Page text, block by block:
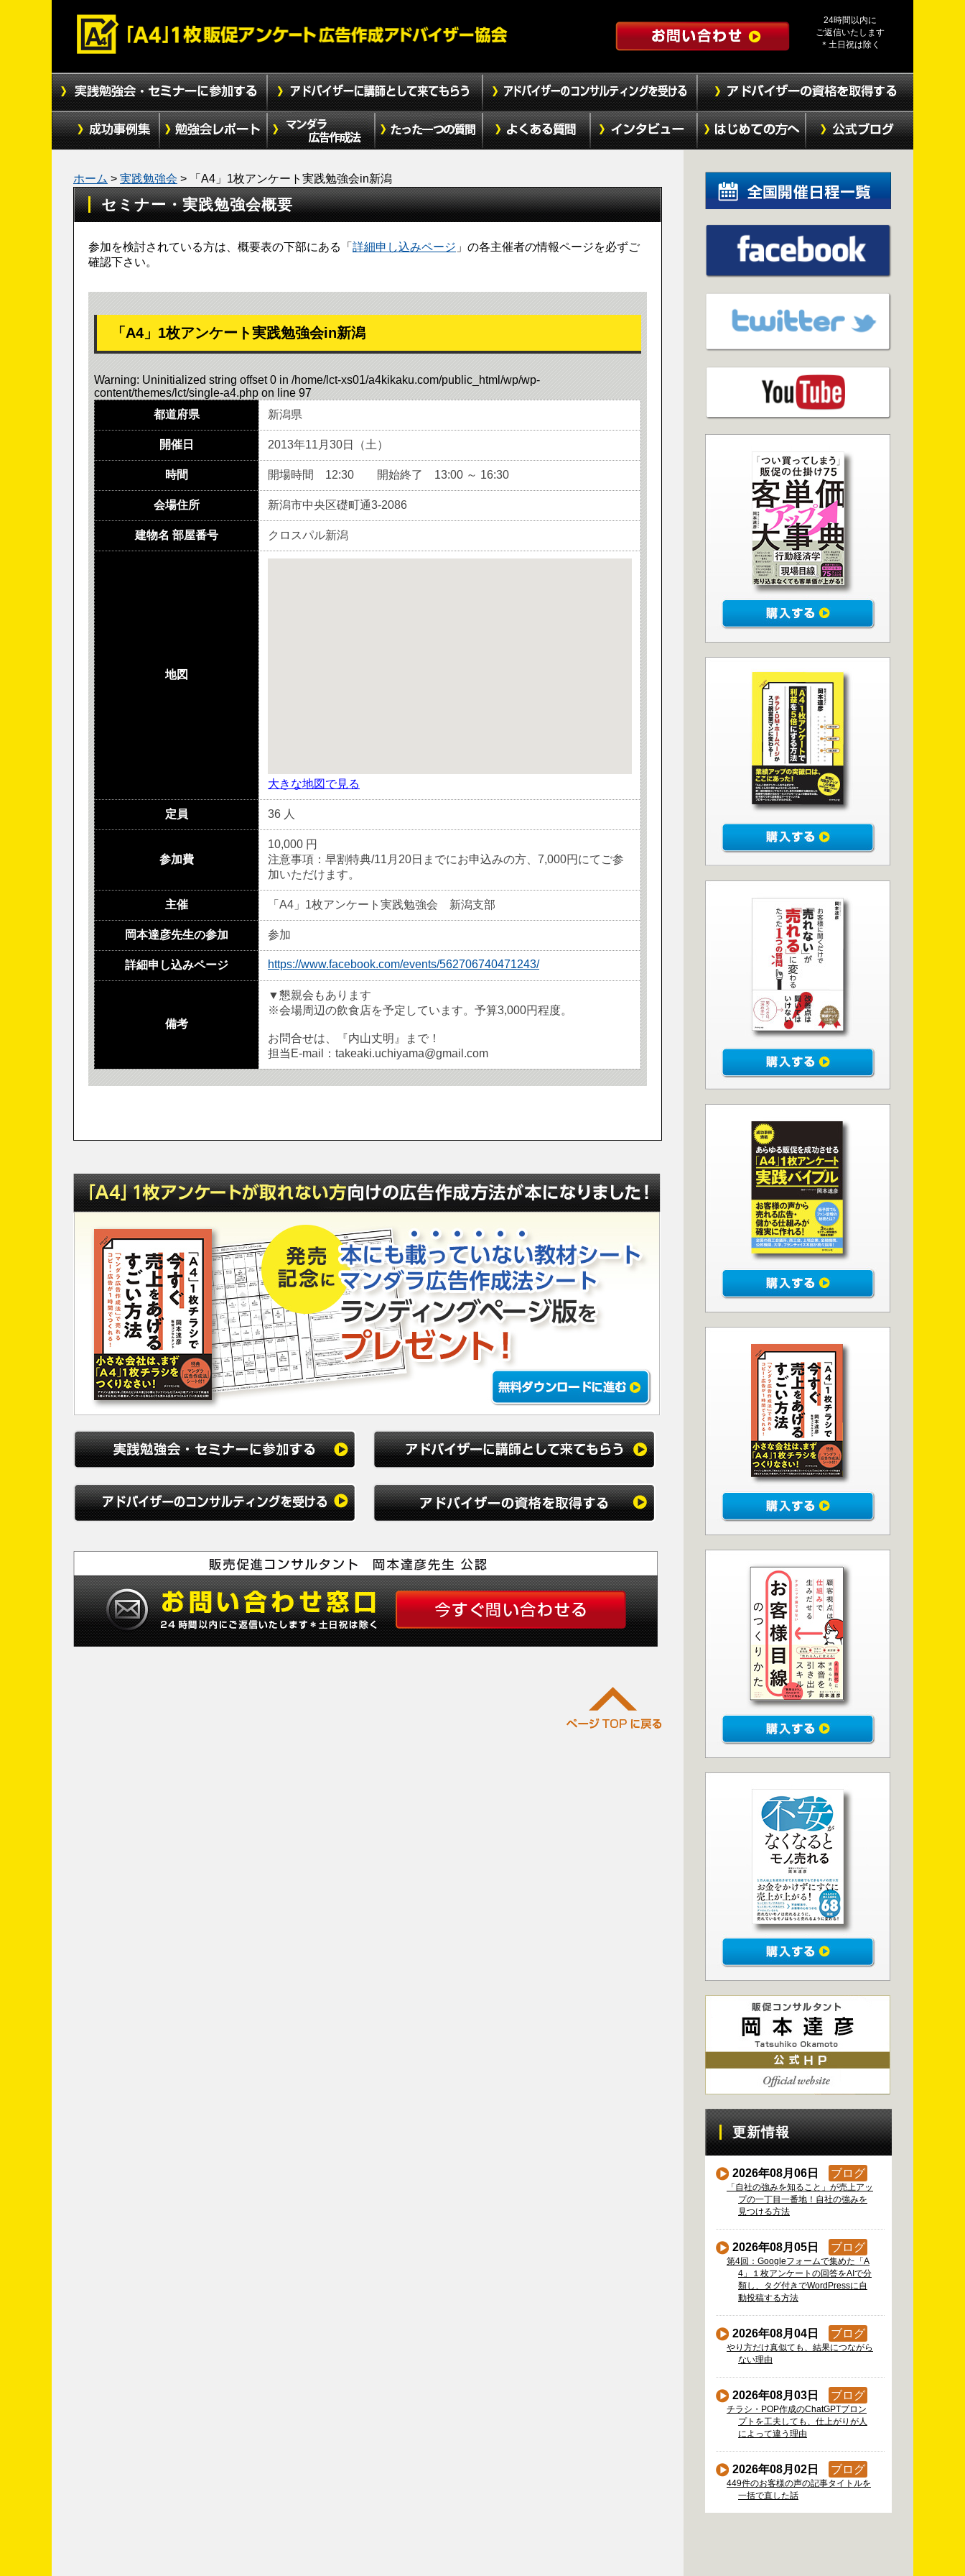
24時間以内に
ご返信いたします
＊土日祝は除く
ホーム > 実践勉強会 > 「A4」1枚アンケート実践勉強会in新潟
セミナー・実践勉強会概要
参加を検討されている方は、概要表の下部にある「 詳細申し込みページ 」の各主催者の情報ページを必ずご
確認下さい。
「A4」1枚アンケート実践勉強会in新潟
Warning: Uninitialized string offset 0 in /home/lct-xs01/a4kikaku.com/public_html/wp/wp-
content/themes/lct/single-a4.php on line 97
都道府県
新潟県
開催日 2013年11月30日（土）
時間 開場時間 12:30 開始終了 13:00 ～ 16:30
会場住所 新潟市中央区礎町通3-2086
建物名 部屋番号 クロスパル新潟
地図
大きな地図で見る
定員 36 人
参加費
10,000 円
注意事項：早割特典/11月20日までにお申込みの方、7,000円にてご参
加いただけます。
主催 「A4」1枚アンケート実践勉強会 新潟支部
岡本達彦先生の参加 参加
詳細申し込みページ https://www.facebook.com/events/562706740471243/
備考
▼懇親会もあります
※会場周辺の飲食店を予定しています。予算3,000円程度。
お問合せは、『内山丈明』まで！
担当E-mail：takeaki.uchiyama@gmail.com
更新情報
2026年08月06日 ブログ
「自社の強みを知ること」が売上アッ
プの一丁目一番地！自社の強みを
見つける方法
2026年08月05日 ブログ
第4回：Googleフォームで集めた「A
4」１枚アンケートの回答をAIで分
類し、タグ付きでWordPressに自
動投稿する方法
2026年08月04日 ブログ
やり方だけ真似ても、結果につながら
ない理由
2026年08月03日 ブログ
チラシ・POP作成のChatGPTプロン
プトを工夫しても、仕上がりが人
によって違う理由
2026年08月02日 ブログ
449件のお客様の声の記事タイトルを
一括で直した話